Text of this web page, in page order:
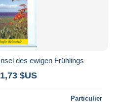
des ewigen Frühlings
$US
Particulier